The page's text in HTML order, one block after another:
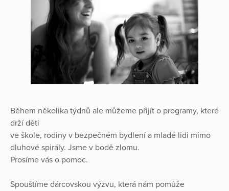
Během několika týdnů ale můžeme přijít o programy, které
drží děti
ve škole, rodiny v bezpečném bydlení a mladé lidi mimo
dluhové spirály. Jsme v bodě zlomu.
Prosíme vás o pomoc.
Spouštíme dárcovskou výzvu, která nám pomůže